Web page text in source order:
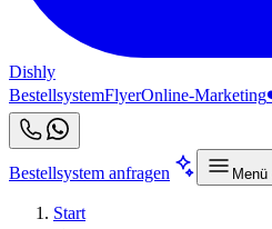
Dishly
BestellsystemFlyerOnline-Marketing
Bestellsystem anfragen
Start